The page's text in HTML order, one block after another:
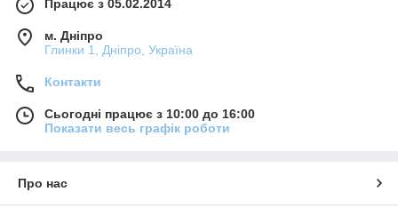
Працює з 05.02.2014
м. Дніпро
Глинки 1, Дніпро, Україна
Контакти
Сьогодні працює з 10:00 до 16:00
Показати весь графік роботи
Про нас